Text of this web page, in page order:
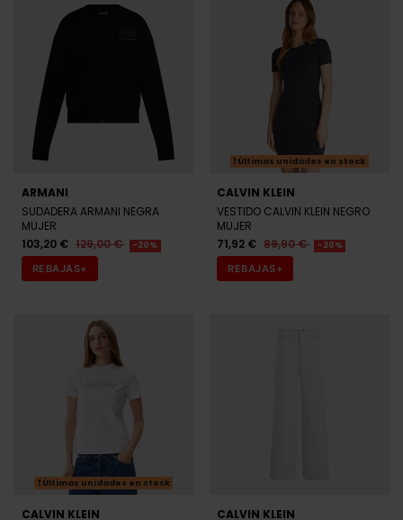
ARMANI
SUDADERA ARMANI NEGRA
MUJER
103,20 € 129,00 € -20%
REBAJAS+
Últimas unidades en stock
CALVIN KLEIN
VESTIDO CALVIN KLEIN NEGRO
MUJER
71,92 € 89,90 € -20%
REBAJAS+
Últimas unidades en stock
CALVIN KLEIN
CALVIN KLEIN